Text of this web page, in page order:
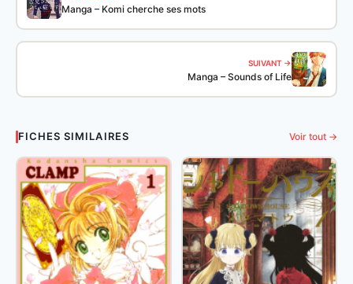
Manga – Komi cherche ses mots
SUIVANT →
Manga – Sounds of Life
FICHES SIMILAIRES Voir tout →